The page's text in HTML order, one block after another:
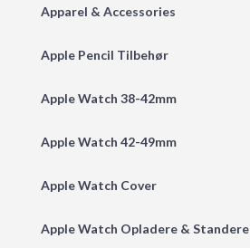
Apparel & Accessories
Apple Pencil Tilbehør
Apple Watch 38-42mm
Apple Watch 42-49mm
Apple Watch Cover
Apple Watch Opladere & Standere